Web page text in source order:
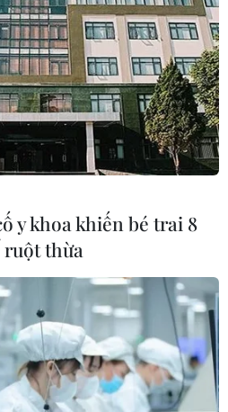
năm 2024: Xuất
sản tăng gần 24%
nghiệp và Phát triển Nông
lâm, thủy sản 4 tháng đầu
tăng gần 24% so với cùng
y khoa khiến bé trai 8
ruột thừa